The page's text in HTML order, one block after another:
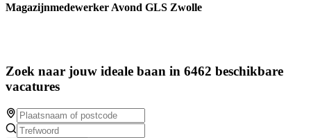
Magazijnmedewerker Avond GLS Zwolle
Zoek naar jouw ideale baan in 6462 beschikbare
vacatures